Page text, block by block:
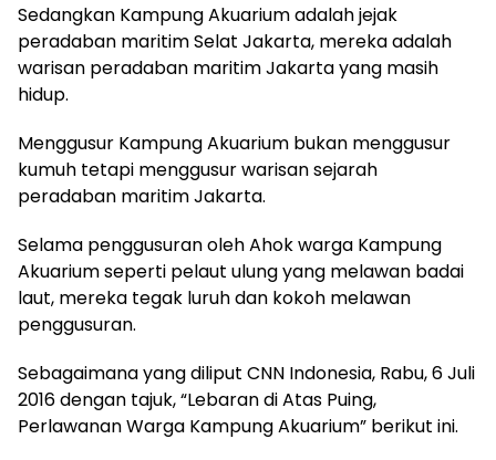
Sedangkan Kampung Akuarium adalah jejak
peradaban maritim Selat Jakarta, mereka adalah
warisan peradaban maritim Jakarta yang masih
hidup.
Menggusur Kampung Akuarium bukan menggusur
kumuh tetapi menggusur warisan sejarah
peradaban maritim Jakarta.
Selama penggusuran oleh Ahok warga Kampung
Akuarium seperti pelaut ulung yang melawan badai
laut, mereka tegak luruh dan kokoh melawan
penggusuran.
Sebagaimana yang diliput CNN Indonesia, Rabu, 6 Juli
2016 dengan tajuk, “Lebaran di Atas Puing,
Perlawanan Warga Kampung Akuarium” berikut ini.